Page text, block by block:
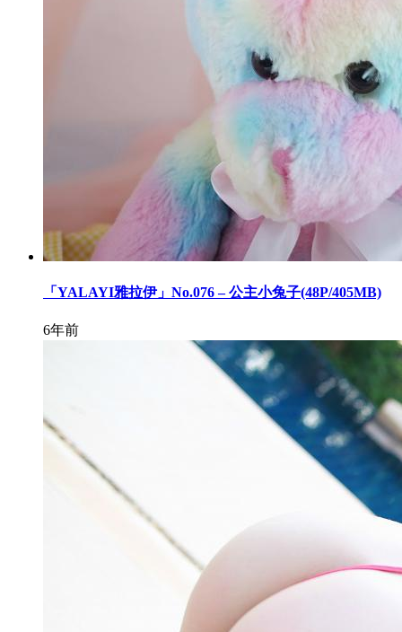
「YALAYI雅拉伊」No.076 – 公主小兔子(48P/405MB)
6年前